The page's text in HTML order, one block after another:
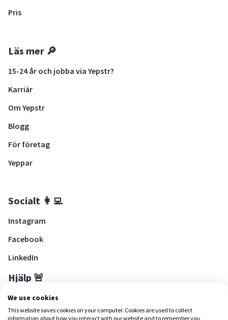
Pris
Läs mer 🔎
15-24 år och jobba via Yepstr?
Karriär
Om Yepstr
Blogg
För företag
Yeppar
Socialt 👩‍💻
Instagram
Facebook
LinkedIn
Hjälp 🚨
Hjälpcenter
We use cookies
This website saves cookies on your computer. Cookies are used to collect
information about how you interact with our website and to remember you.